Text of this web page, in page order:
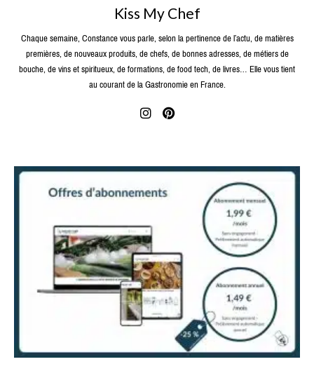
Kiss My Chef
Chaque semaine, Constance vous parle, selon la pertinence de l’actu, de matières
premières, de nouveaux produits, de chefs, de bonnes adresses, de métiers de
bouche, de vins et spiritueux, de formations, de food tech, de livres… Elle vous tient
au courant de la Gastronomie en France.